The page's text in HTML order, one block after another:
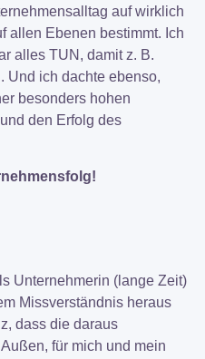
auf wirklich
allen Ebenen bestimmt. Ich
alles TUN, damit z. B.
Und ich dachte ebenso,
besonders hohen
den Erfolg des
Unternehmerin (lange Zeit)
Missverständnis heraus
dass die daraus
für mich und mein